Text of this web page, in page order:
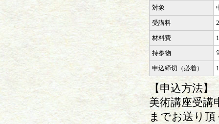
対象
受講料
材料費
持参物
申込締切（必着）
【申込方法】
美術講座受講
までお送り